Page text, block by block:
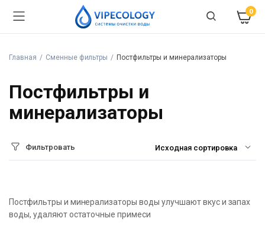
0
Главная Сменные фильтры Постфильтры и минерализаторы
Постфильтры и
минерализаторы
Фильтровать
Постфильтры и минерализаторы воды улучшают вкус и запах
воды, удаляют остаточные примеси